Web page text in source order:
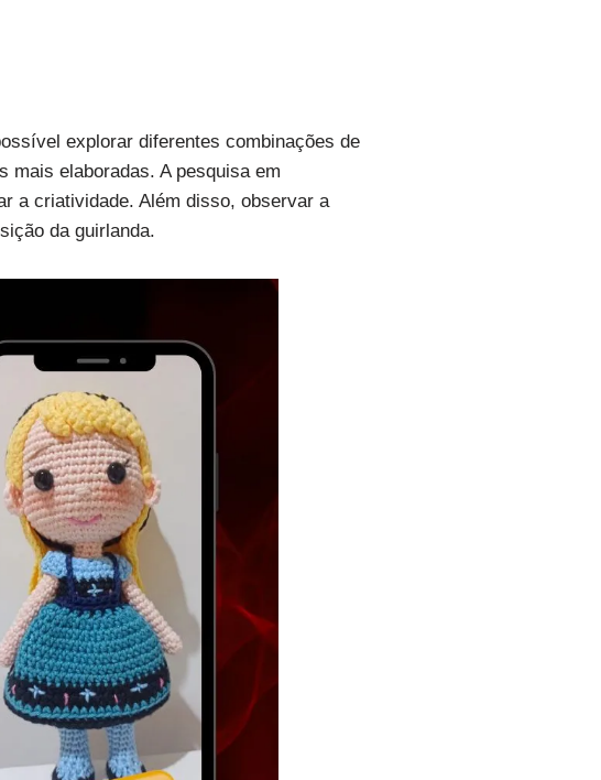
explorar diferentes combinações de
elaboradas. A pesquisa em
a criatividade. Além disso, observar a
da guirlanda.